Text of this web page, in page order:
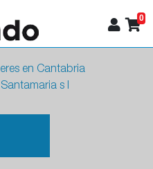
0
en Cantabria
s l